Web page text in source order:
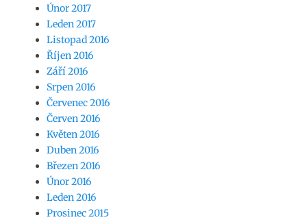
Únor 2017
Leden 2017
Listopad 2016
Říjen 2016
Září 2016
Srpen 2016
Červenec 2016
Červen 2016
Květen 2016
Duben 2016
Březen 2016
Únor 2016
Leden 2016
Prosinec 2015